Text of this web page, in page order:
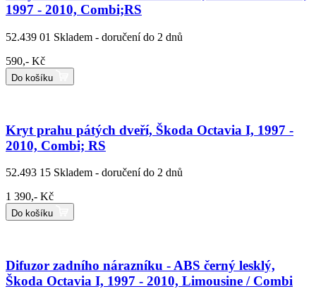
1997 - 2010, Combi;RS
52.439 01 Skladem - doručení do 2 dnů
590,- Kč
Do košíku
Kryt prahu pátých dveří, Škoda Octavia I, 1997 -
2010, Combi; RS
52.493 15 Skladem - doručení do 2 dnů
1 390,- Kč
Do košíku
Difuzor zadního nárazníku - ABS černý lesklý,
Škoda Octavia I, 1997 - 2010, Limousine / Combi